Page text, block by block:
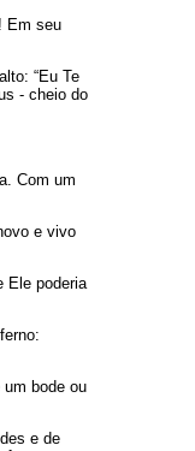
Em seu
“Eu Te
- cheio do
Com um
e vivo
Ele poderia
bode ou
e de